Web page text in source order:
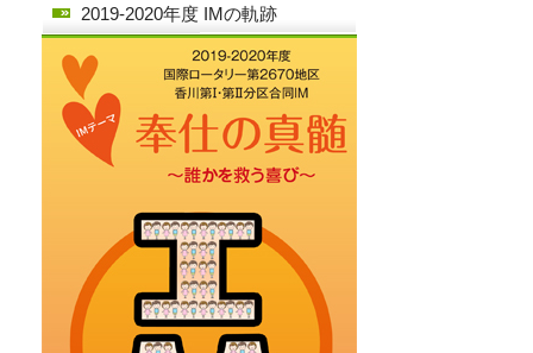
2019-2020年度 IMの軌跡